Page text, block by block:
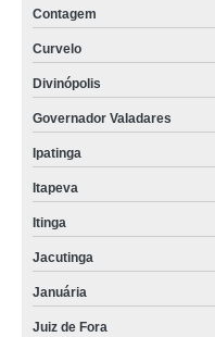
Contagem
Curvelo
Divinópolis
Governador Valadares
Ipatinga
Itapeva
Itinga
Jacutinga
Januária
Juiz de Fora